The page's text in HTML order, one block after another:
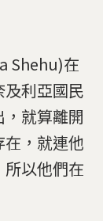
Shehu)在
利亞國民
就算離開
，就連他
以他們在